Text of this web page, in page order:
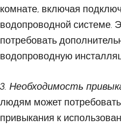
комнате, включая
водопроводной системе.
потребовать
водопроводную
3. Необходимость
людям может
привыкания к